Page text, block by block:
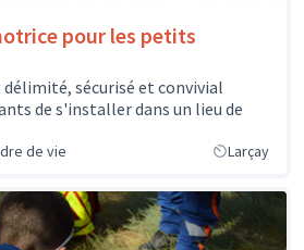
pour les petits
délimité, sécurisé et convivial
de s'installer dans un lieu de
de vie Larçay